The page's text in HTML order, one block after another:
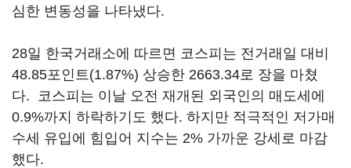
심한 변동성을 나타냈다.
28일 한국거래소에 따르면 코스피는 전거래일 대비
48.85포인트(1.87%) 상승한 2663.34로 장을 마쳤
다. 코스피는 이날 오전 재개된 외국인의 매도세에
0.9%까지 하락하기도 했다. 하지만 적극적인 저가매
수세 유입에 힘입어 지수는 2% 가까운 강세로 마감
했다.